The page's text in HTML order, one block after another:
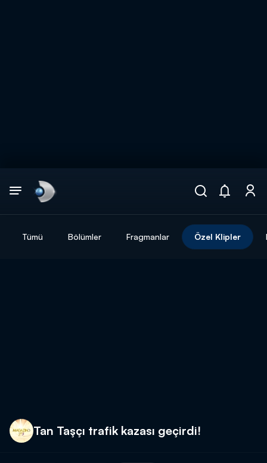
Tümü Bölümler Fragmanlar Özel Klipler
Tan Taşçı trafik kazası geçirdi!